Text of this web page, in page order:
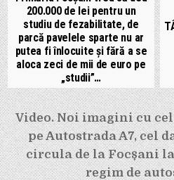
200.000 de lei pentru un
studiu de fezabilitate, de
parcă pavelele sparte nu ar
putea fi înlocuite și fără a se
aloca zeci de mii de euro pe
„studii”…
Navigare
în
articole
Video. Noi imagini cu
pe Autostrada A7, cel
circula de la Focșani
regim de